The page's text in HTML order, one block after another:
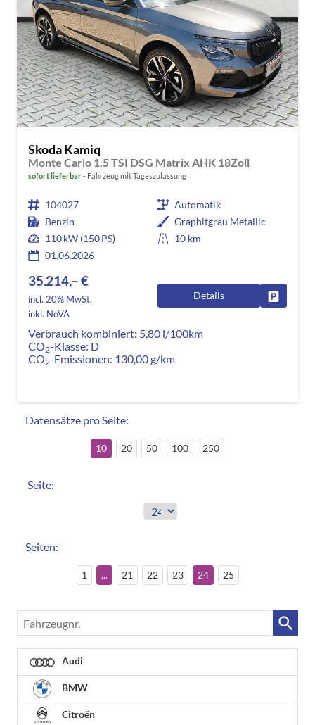
Skoda Kamiq
Monte Carlo 1.5 TSI DSG Matrix AHK 18Zoll
sofort lieferbar Fahrzeug mit Tageszulassung
104027
Automatik
Benzin
Graphitgrau Metallic
110 kW (150 PS)
10 km
01.06.2026
35.214,– €
incl. 20% MwSt.
inkl. NoVA
Details
Verbrauch kombiniert: 5,80 l/100km
CO2-Klasse: D
CO2-Emissionen: 130,00 g/km
Datensätze pro Seite:
10 20 50 100 250
Seite:
Seiten:
1 ... 21 22 23 24 25
Fahrzeugnr.
Audi
BMW
Citroën